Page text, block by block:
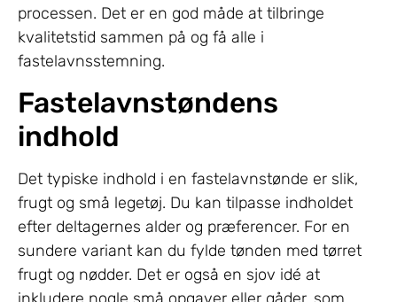
processen. Det er en god måde at tilbringe
kvalitetstid sammen på og få alle i
fastelavnsstemning.
Fastelavnstøndens
indhold
Det typiske indhold i en fastelavnstønde er slik,
frugt og små legetøj. Du kan tilpasse indholdet
efter deltagernes alder og præferencer. For en
sundere variant kan du fylde tønden med tørret
frugt og nødder. Det er også en sjov idé at